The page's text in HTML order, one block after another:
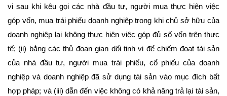
vi sau khi kêu gọi các nhà đầu tư, người mua thực hiện việc
góp vốn, mua trái phiếu doanh nghiệp trong khi chủ sở hữu của
doanh nghiệp lại không thực hiên việc góp đủ số vốn trên thực
tế; (ii) bằng các thủ đoạn gian dối tinh vi để chiếm đoạt tài sản
của nhà đầu tư, người mua trái phiếu, cổ phiếu của doanh
nghiệp và doanh nghiệp đã sử dụng tài sản vào mục đích bất
hợp pháp; và (iii) dẫn đến việc không có khả năng trả lại tài sản,